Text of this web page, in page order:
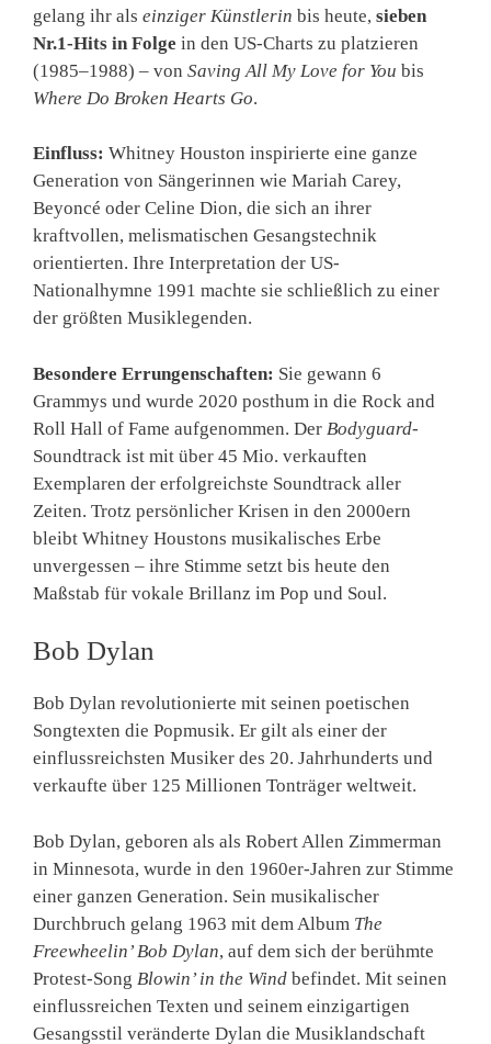
gelang ihr als einziger Künstlerin bis heute, sieben
Nr.1-Hits in Folge in den US-Charts zu platzieren
(1985–1988) – von Saving All My Love for You bis
Where Do Broken Hearts Go.
Einfluss: Whitney Houston inspirierte eine ganze
Generation von Sängerinnen wie Mariah Carey,
Beyoncé oder Celine Dion, die sich an ihrer
kraftvollen, melismatischen Gesangstechnik
orientierten. Ihre Interpretation der US-
Nationalhymne 1991 machte sie schließlich zu einer
der größten Musiklegenden.
Besondere Errungenschaften: Sie gewann 6
Grammys und wurde 2020 posthum in die Rock and
Roll Hall of Fame aufgenommen. Der Bodyguard-
Soundtrack ist mit über 45 Mio. verkauften
Exemplaren der erfolgreichste Soundtrack aller
Zeiten. Trotz persönlicher Krisen in den 2000ern
bleibt Whitney Houstons musikalisches Erbe
unvergessen – ihre Stimme setzt bis heute den
Maßstab für vokale Brillanz im Pop und Soul.
Bob Dylan
Bob Dylan revolutionierte mit seinen poetischen
Songtexten die Popmusik. Er gilt als einer der
einflussreichsten Musiker des 20. Jahrhunderts und
verkaufte über 125 Millionen Tonträger weltweit.
Bob Dylan, geboren als als Robert Allen Zimmerman
in Minnesota, wurde in den 1960er-Jahren zur Stimme
einer ganzen Generation. Sein musikalischer
Durchbruch gelang 1963 mit dem Album The
Freewheelin’ Bob Dylan, auf dem sich der berühmte
Protest-Song Blowin’ in the Wind befindet. Mit seinen
einflussreichen Texten und seinem einzigartigen
Gesangsstil veränderte Dylan die Musiklandschaft